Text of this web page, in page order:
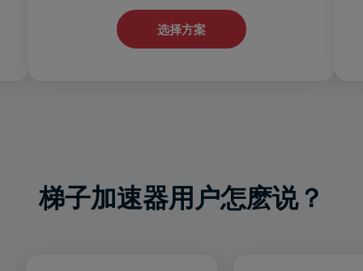
选择方案
梯子加速器用户怎麽说？